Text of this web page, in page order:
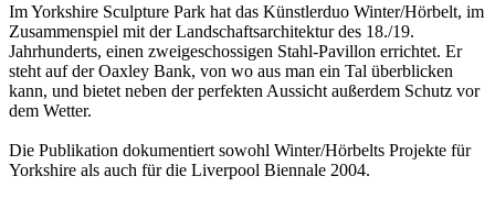
Im Yorkshire Sculpture Park hat das Künstlerduo Winter/Hörbelt, im
Zusammenspiel mit der Landschaftsarchitektur des 18./19.
Jahrhunderts, einen zweigeschossigen Stahl-Pavillon errichtet. Er
steht auf der Oaxley Bank, von wo aus man ein Tal überblicken
kann, und bietet neben der perfekten Aussicht außerdem Schutz vor
dem Wetter.
Die Publikation dokumentiert sowohl Winter/Hörbelts Projekte für
Yorkshire als auch für die Liverpool Biennale 2004.